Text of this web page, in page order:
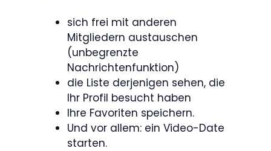
sich frei mit anderen
Mitgliedern austauschen
(unbegrenzte
Nachrichtenfunktion)
die Liste derjenigen sehen, die
Ihr Profil besucht haben
Ihre Favoriten speichern.
Und vor allem: ein Video-Date
starten.